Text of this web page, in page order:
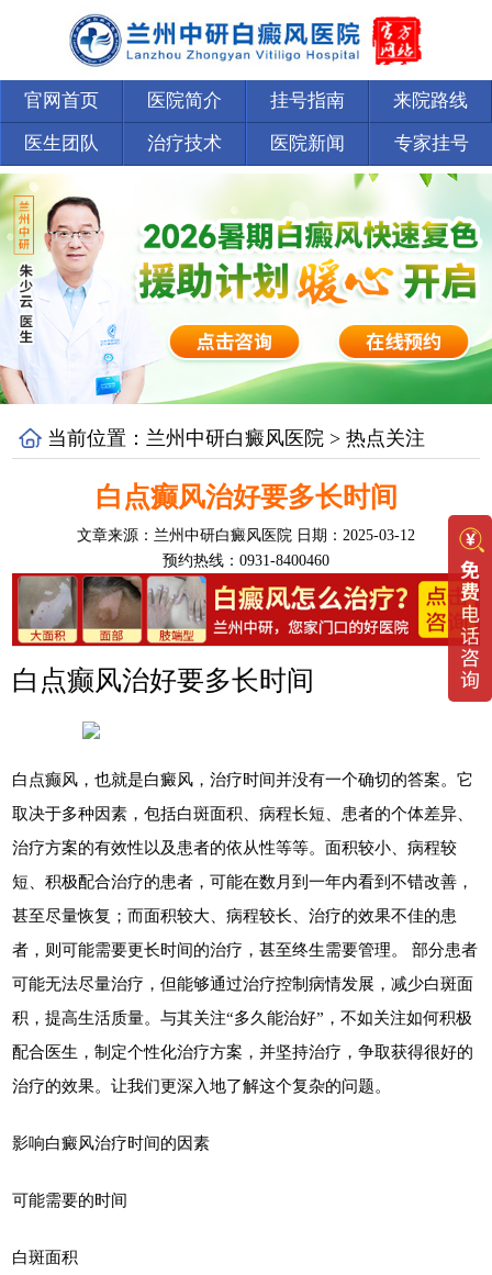
官网首页 医院简介 挂号指南 来院路线
医生团队 治疗技术 医院新闻 专家挂号
当前位置： 兰州中研白癜风医院 >热点关注
白点癫风治好要多长时间
文章来源： 兰州中研白癜风医院 日期：2025-03-12
预约热线：0931-8400460
白点癫风治好要多长时间
白点癫风，也就是白癜风，治疗时间并没有一个确切的答案。它
取决于多种因素，包括白斑面积、病程长短、患者的个体差异、
治疗方案的有效性以及患者的依从性等等。面积较小、病程较
短、积极配合治疗的患者，可能在数月到一年内看到不错改善，
甚至尽量恢复；而面积较大、病程较长、治疗的效果不佳的患
者，则可能需要更长时间的治疗，甚至终生需要管理。 部分患者
可能无法尽量治疗，但能够通过治疗控制病情发展，减少白斑面
积，提高生活质量。与其关注“多久能治好”，不如关注如何积极
配合医生，制定个性化治疗方案，并坚持治疗，争取获得很好的
治疗的效果。让我们更深入地了解这个复杂的问题。
影响白癜风治疗时间的因素
可能需要的时间
白斑面积